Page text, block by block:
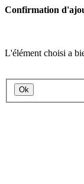
Confirmation
L'élément choisi a